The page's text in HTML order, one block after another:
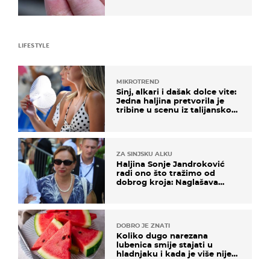
LIFESTYLE
MIKROTREND
Sinj, alkari i dašak dolce vite:
Jedna haljina pretvorila je
tribine u scenu iz talijanskog
ZA SINJSKU ALKU
Haljina Sonje Jandroković
radi ono što tražimo od
dobrog kroja: Naglašava
DOBRO JE ZNATI
Koliko dugo narezana
lubenica smije stajati u
hladnjaku i kada je više nije